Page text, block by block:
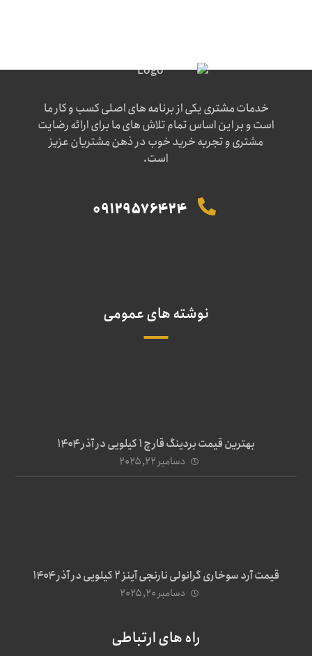
خدمات مشتری یکی از برنامه های اصلی کسب و کار ما
است و بر این اساس تمام تلاش های ما برای ارائه رضایت
مشتری و تجربه خرید خوب در ذهن مشتریان عزیز
است.
09129576424
نوشته های عمومی
بهترین قیمت بردینگ قارچ 1 کیلویی در آذر ۱۴۰۴
دسامبر ۲۲, ۲۰۲۵
قیمت آرد سوخاری گرانولی نارنجی آینز ۲ کیلویی در آذر ۱۴۰۴
دسامبر ۲۰, ۲۰۲۵
راه های ارتباطی